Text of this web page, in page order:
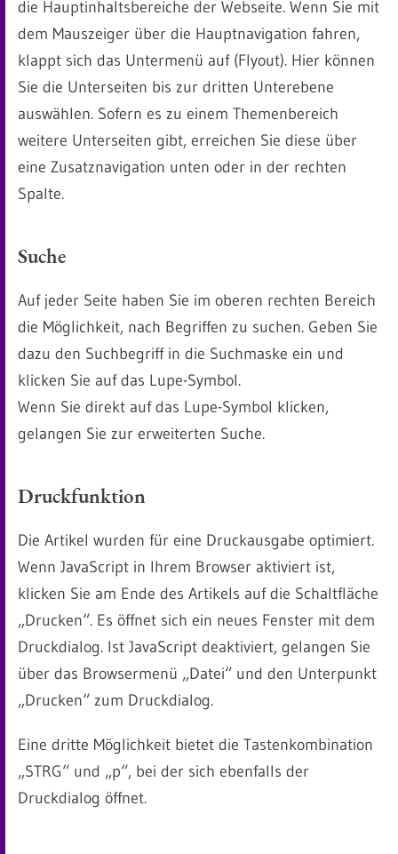
die Hauptinhaltsbereiche der Webseite. Wenn Sie mit
dem Mauszeiger über die Hauptnavigation fahren,
klappt sich das Untermenü auf (Flyout). Hier können
Sie die Unterseiten bis zur dritten Unterebene
auswählen. Sofern es zu einem Themenbereich
weitere Unterseiten gibt, erreichen Sie diese über
eine Zusatznavigation unten oder in der rechten
Spalte.
Suche
Auf jeder Seite haben Sie im oberen rechten Bereich
die Möglichkeit, nach Begriffen zu suchen. Geben Sie
dazu den Suchbegriff in die Suchmaske ein und
klicken Sie auf das Lupe-Symbol.
Wenn Sie direkt auf das Lupe-Symbol klicken,
gelangen Sie zur erweiterten Suche.
Druckfunktion
Die Artikel wurden für eine Druckausgabe optimiert.
Wenn JavaScript in Ihrem Browser aktiviert ist,
klicken Sie am Ende des Artikels auf die Schaltfläche
„Drucken“. Es öffnet sich ein neues Fenster mit dem
Druckdialog. Ist JavaScript deaktiviert, gelangen Sie
über das Browsermenü „Datei“ und den Unterpunkt
„Drucken“ zum Druckdialog.
Eine dritte Möglichkeit bietet die Tastenkombination
„STRG“ und „p“, bei der sich ebenfalls der
Druckdialog öffnet.